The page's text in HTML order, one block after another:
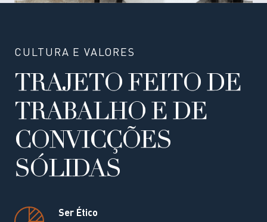
CULTURA E VALORES
TRAJETO FEITO DE
TRABALHO E DE
CONVICÇÕES
SÓLIDAS
Ser Ético